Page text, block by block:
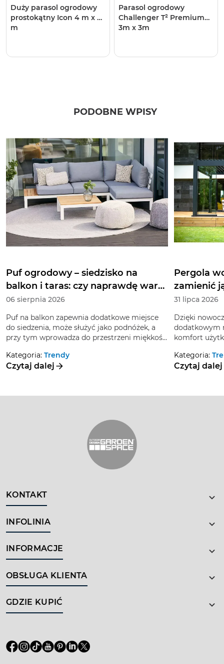
Duży parasol ogrodowy
prostokątny Icon 4 m x 3
m
Parasol ogrodowy ​​​​​​
Challenger T² Premium
3m x 3m
PODOBNE WPISY
Puf ogrodowy – siedzisko na
balkon i taras: czy naprawdę warto
zainwestować w taki mebel?
06 sierpnia 2026
Puf na balkon zapewnia dodatkowe miejsce
do siedzenia, może służyć jako podnóżek, a
przy tym wprowadza do przestrzeni miękkość
dla niego miejsce, gdy na balkonie stoi już
fotel lub sofa? A może z powodzeniem zastąpi
Kategoria: Trendy
Czytaj dalej
Pergola
zamienić
31 lipca 2026
Dzięki
dodatkowym
komfort
zimowy. To
którym
Sprawdź, jak
Kategoria:
Czytaj dalej
KONTAKT
INFOLINIA
INFORMACJE
OBSŁUGA KLIENTA
GDZIE KUPIĆ